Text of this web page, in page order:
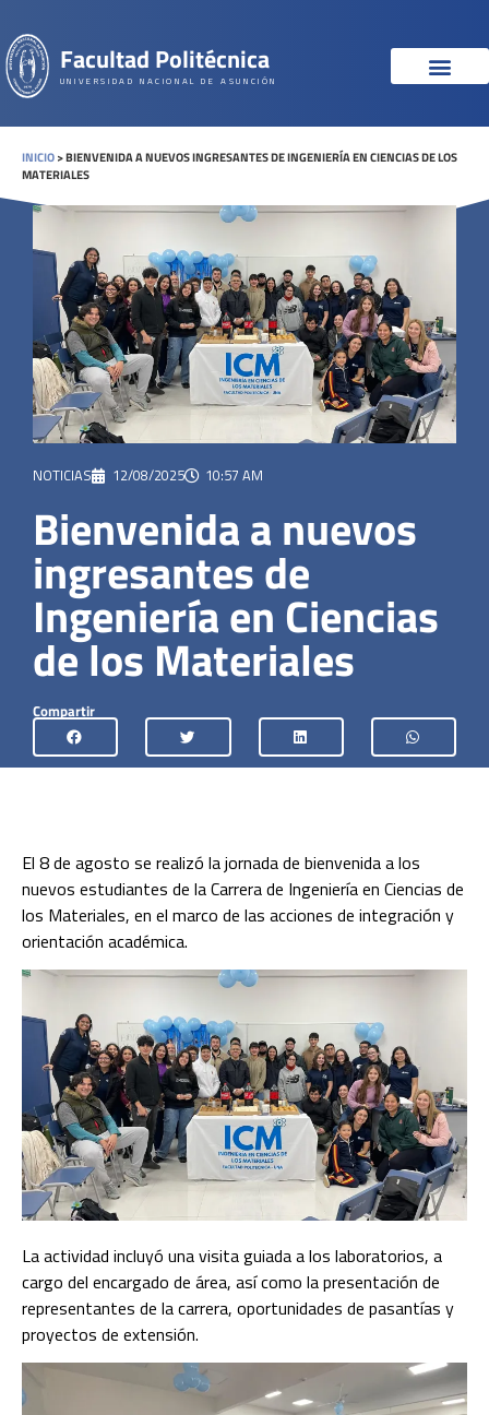
Facultad Politécnica
UNIVERSIDAD NACIONAL DE ASUNCIÓN
INICIO>BIENVENIDA A NUEVOS INGRESANTES DE INGENIERÍA EN CIENCIAS DE LOS
MATERIALES
NOTICIAS 12/08/2025 10:57 AM
Bienvenida a nuevos
ingresantes de
Ingeniería en Ciencias
de los Materiales
Compartir
El 8 de agosto se realizó la jornada de bienvenida a los
nuevos estudiantes de la Carrera de Ingeniería en Ciencias de
los Materiales, en el marco de las acciones de integración y
orientación académica.
La actividad incluyó una visita guiada a los laboratorios, a
cargo del encargado de área, así como la presentación de
representantes de la carrera, oportunidades de pasantías y
proyectos de extensión.